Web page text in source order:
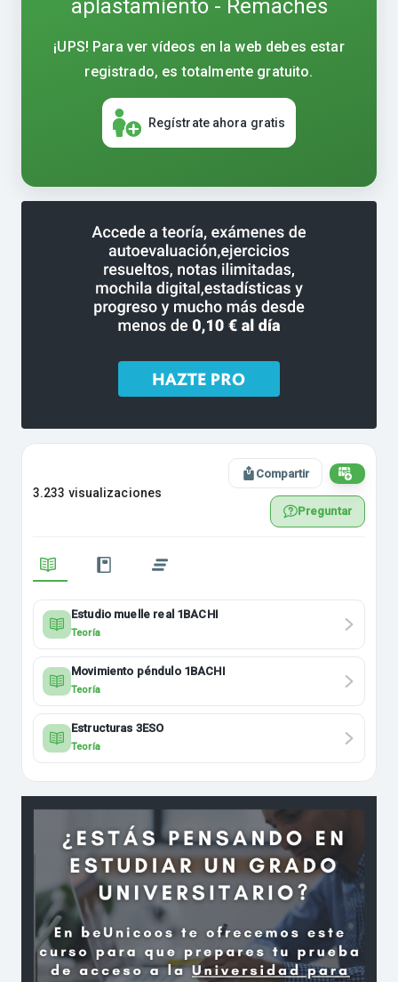
aplastamiento - Remaches
¡UPS! Para ver vídeos en la web debes estar
registrado, es totalmente gratuito.
Regístrate ahora gratis
3.233 visualizaciones
Compartir
Preguntar
Estudio muelle real 1BACHI
Teoría
Movimiento péndulo 1BACHI
Teoría
Estructuras 3ESO
Teoría